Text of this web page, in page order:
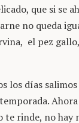
que si se
no queda
el pez
los días
rinde, no hay